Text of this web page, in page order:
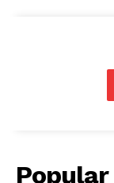
Popular